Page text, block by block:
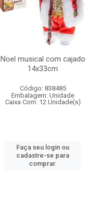
Noel musical com cajado
14x33cm
Código: 838485
Embalagem: Unidade
Caixa Com: 12 Unidade(s)
Faça seu login ou
cadastre-se para
comprar.